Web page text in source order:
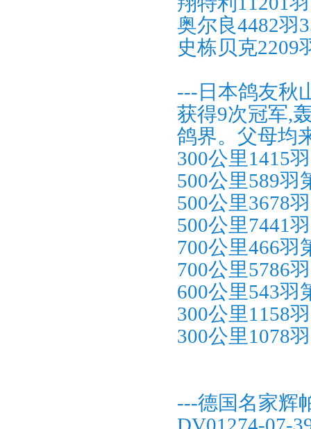
奥尔良4482羽
史栋贝克2209
---日本鸽友秋
获得9次冠军,
鸽界。父母均
300公里1415
500公里589羽
500公里3678
500公里7441
700公里466羽
700公里5786
600公里543羽
300公里1158
300公里1078
---德国名家辉